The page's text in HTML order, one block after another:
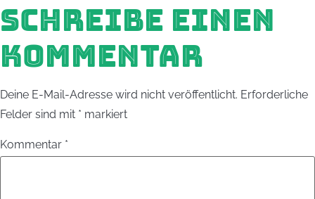
SCHREIBE EINEN
KOMMENTAR
Deine E-Mail-Adresse wird nicht veröffentlicht. Erforderliche
Felder sind mit * markiert
Kommentar *